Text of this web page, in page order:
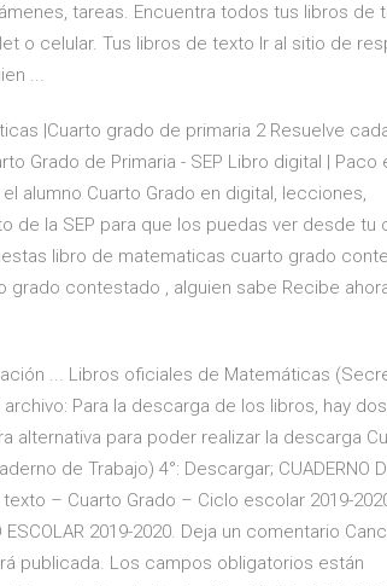
tareas. Encuentra todos tus libros de
o celular. Tus libros de texto Ir al sitio de
...
|Cuarto grado de primaria 2 Resuelve
Grado de Primaria - SEP Libro digital | Paco
alumno Cuarto Grado en digital, lecciones,
de la SEP para que los puedas ver desde tu
libro de matematicas cuarto grado
grado contestado , alguien sabe Recibe
... Libros oficiales de Matemáticas
Para la descarga de los libros, hay dos
alternativa para poder realizar la descarga
de Trabajo) 4°: Descargar; CUADERNO
texto – Cuarto Grado – Ciclo escolar 2019-
ESCOLAR 2019-2020. Deja un comentario
publicada. Los campos obligatorios están